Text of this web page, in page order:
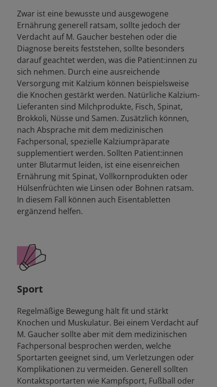
Zwar ist eine bewusste und ausgewogene
Ernährung generell ratsam, sollte jedoch der
Verdacht auf M. Gaucher bestehen oder die
Diagnose bereits feststehen, sollte besonders
darauf geachtet werden, was die Patient:innen zu
sich nehmen. Durch eine ausreichende
Versorgung mit Kalzium können beispielsweise
die Knochen gestärkt werden. Natürliche Kalzium-
Lieferanten sind Milchprodukte, Fisch, Spinat,
Brokkoli, Nüsse und Samen. Zusätzlich können,
nach Absprache mit dem medizinischen
Fachpersonal, spezielle Kalziumpräparate
supplementiert werden. Sollten Patient:innen
unter Blutarmut leiden, ist eine eisenreichen
Ernährung mit Spinat, Vollkornprodukten oder
Hülsenfrüchten wie Linsen oder Bohnen ratsam.
In diesem Fall können auch Eisentabletten
ergänzend helfen.
Sport
Regelmäßige Bewegung hält fit und stärkt
Knochen und Muskulatur. Bei einem Verdacht auf
M. Gaucher sollte aber mit dem medizinischen
Fachpersonal besprochen werden, welche
Sportarten geeignet sind, um Verletzungen oder
Komplikationen zu vermeiden. Generell sollten
Kontaktsportarten wie Kampfsport, Fußball oder